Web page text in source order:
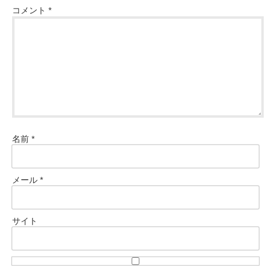
コメント *
名前 *
メール *
サイト